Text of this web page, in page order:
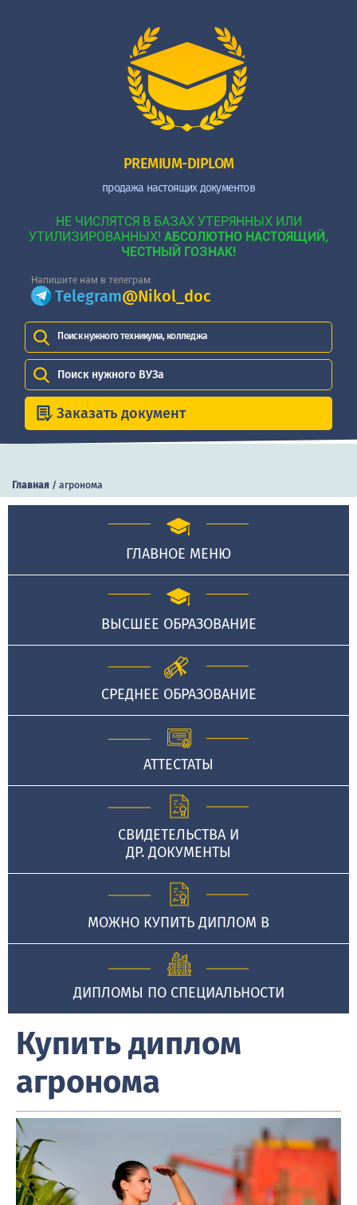
PREMIUM-DIPLOM
продажа настоящих документов
НЕ ЧИСЛЯТСЯ В БАЗАХ УТЕРЯННЫХ ИЛИ
УТИЛИЗИРОВАННЫХ! АБСОЛЮТНО НАСТОЯЩИЙ,
ЧЕСТНЫЙ ГОЗНАК!
Напишите нам в телеграм:
Telegram@Nikol_doc
Поиск нужного техникума, колледжа
Поиск нужного ВУЗа
Заказать документ
Главная / агронома
ГЛАВНОЕ МЕНЮ
ВЫСШЕЕ ОБРАЗОВАНИЕ
СРЕДНЕЕ ОБРАЗОВАНИЕ
АТТЕСТАТЫ
СВИДЕТЕЛЬСТВА И
ДР. ДОКУМЕНТЫ
МОЖНО КУПИТЬ ДИПЛОМ В
ДИПЛОМЫ ПО СПЕЦИАЛЬНОСТИ
Купить диплом
агронома